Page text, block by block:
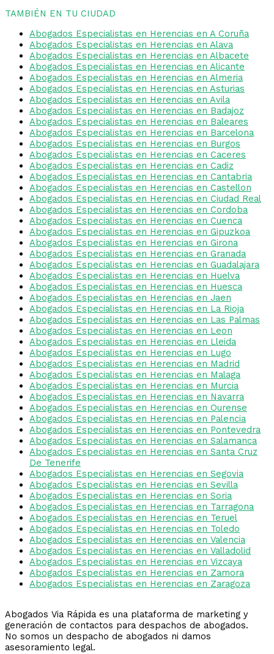
TAMBIÉN EN TU CIUDAD
Abogados Especialistas en Herencias en A Coruña
Abogados Especialistas en Herencias en Alava
Abogados Especialistas en Herencias en Albacete
Abogados Especialistas en Herencias en Alicante
Abogados Especialistas en Herencias en Almeria
Abogados Especialistas en Herencias en Asturias
Abogados Especialistas en Herencias en Avila
Abogados Especialistas en Herencias en Badajoz
Abogados Especialistas en Herencias en Baleares
Abogados Especialistas en Herencias en Barcelona
Abogados Especialistas en Herencias en Burgos
Abogados Especialistas en Herencias en Caceres
Abogados Especialistas en Herencias en Cadiz
Abogados Especialistas en Herencias en Cantabria
Abogados Especialistas en Herencias en Castellon
Abogados Especialistas en Herencias en Ciudad Real
Abogados Especialistas en Herencias en Cordoba
Abogados Especialistas en Herencias en Cuenca
Abogados Especialistas en Herencias en Gipuzkoa
Abogados Especialistas en Herencias en Girona
Abogados Especialistas en Herencias en Granada
Abogados Especialistas en Herencias en Guadalajara
Abogados Especialistas en Herencias en Huelva
Abogados Especialistas en Herencias en Huesca
Abogados Especialistas en Herencias en Jaen
Abogados Especialistas en Herencias en La Rioja
Abogados Especialistas en Herencias en Las Palmas
Abogados Especialistas en Herencias en Leon
Abogados Especialistas en Herencias en Lleida
Abogados Especialistas en Herencias en Lugo
Abogados Especialistas en Herencias en Madrid
Abogados Especialistas en Herencias en Malaga
Abogados Especialistas en Herencias en Murcia
Abogados Especialistas en Herencias en Navarra
Abogados Especialistas en Herencias en Ourense
Abogados Especialistas en Herencias en Palencia
Abogados Especialistas en Herencias en Pontevedra
Abogados Especialistas en Herencias en Salamanca
Abogados Especialistas en Herencias en Santa Cruz
De Tenerife
Abogados Especialistas en Herencias en Segovia
Abogados Especialistas en Herencias en Sevilla
Abogados Especialistas en Herencias en Soria
Abogados Especialistas en Herencias en Tarragona
Abogados Especialistas en Herencias en Teruel
Abogados Especialistas en Herencias en Toledo
Abogados Especialistas en Herencias en Valencia
Abogados Especialistas en Herencias en Valladolid
Abogados Especialistas en Herencias en Vizcaya
Abogados Especialistas en Herencias en Zamora
Abogados Especialistas en Herencias en Zaragoza
Abogados Via Rápida es una plataforma de marketing y
generación de contactos para despachos de abogados.
No somos un despacho de abogados ni damos
asesoramiento legal.